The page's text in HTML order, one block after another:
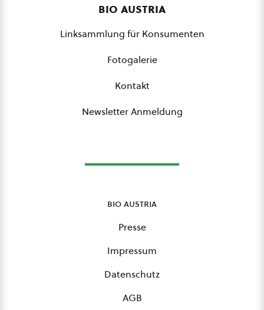
bio austria
Linksammlung für Konsumenten
Fotogalerie
Kontakt
Newsletter Anmeldung
bio austria
Presse
Impressum
Datenschutz
AGB